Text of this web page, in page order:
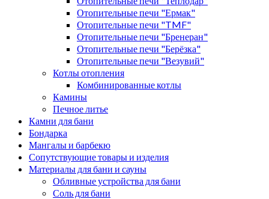
Отопительные печи "Ермак"
Отопительные печи "TMF"
Отопительные печи "Бренеран"
Отопительные печи "Берёзка"
Отопительные печи "Везувий"
Котлы отопления
Комбинированные котлы
Камины
Печное литье
Камни для бани
Бондарка
Мангалы и барбекю
Сопутствующие товары и изделия
Материалы для бани и сауны
Обливные устройства для бани
Соль для бани